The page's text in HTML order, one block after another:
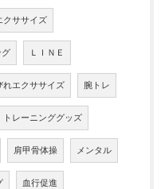
クササイズ
グ ＬＩＮＥ
れエクササイズ 腕トレ
トレーニンググッズ
肩甲骨体操 メンタル
血行促進